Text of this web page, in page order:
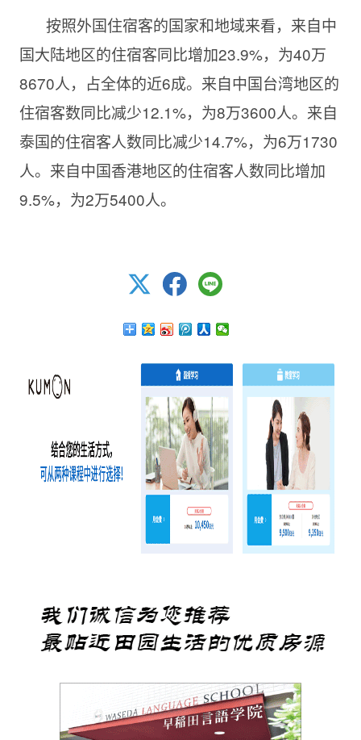
按照外国住宿客的国家和地域来看，来自中
国大陆地区的住宿客同比增加23.9%，为40万
8670人，占全体的近6成。来自中国台湾地区的
住宿客数同比减少12.1%，为8万3600人。来自
泰国的住宿客人数同比减少14.7%，为6万1730
人。来自中国香港地区的住宿客人数同比增加
9.5%，为2万5400人。